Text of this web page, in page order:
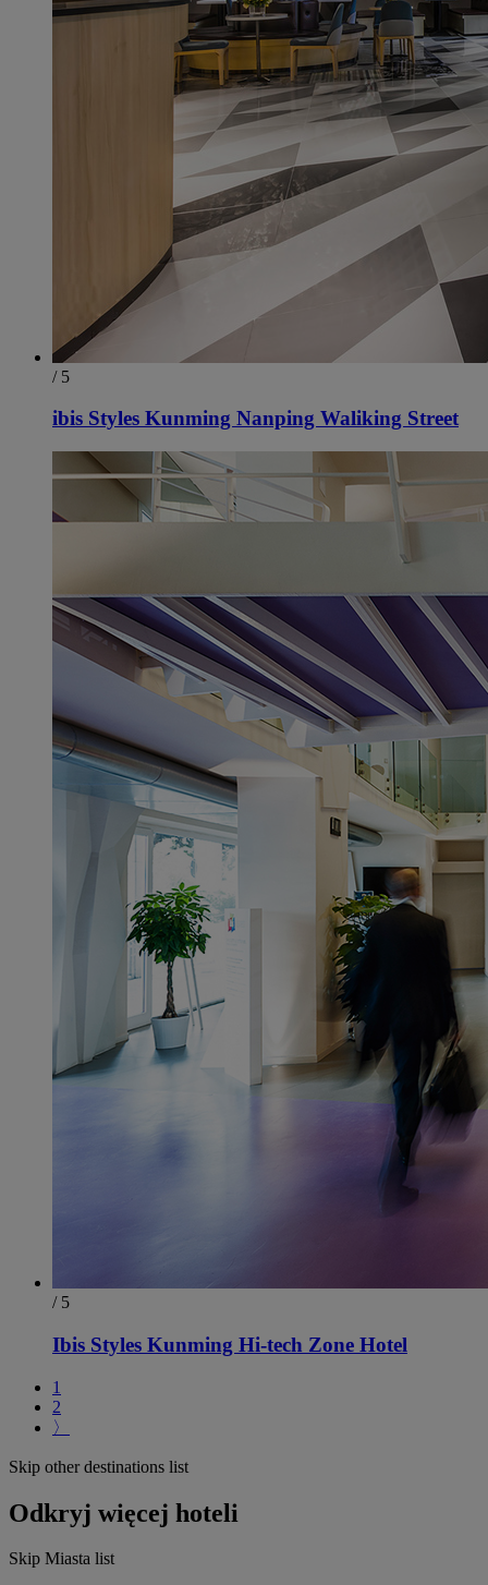
/ 5
ibis Styles Kunming Nanping Waliking Street
/ 5
Ibis Styles Kunming Hi-tech Zone Hotel
1
2
〉
Skip other destinations list
Odkryj więcej hoteli
Skip Miasta list